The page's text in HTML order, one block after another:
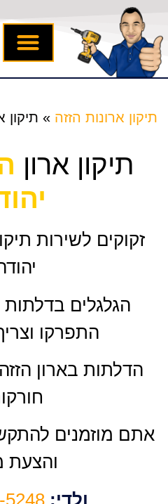
תיקון ארונות הזזה » תיקון
תיקון ארון
זקוקים לשירות
הגלגלים בדלתות
התפרקו
הדלתות בארון
אתם מוזמנים
והצעת
ולדי: 5248